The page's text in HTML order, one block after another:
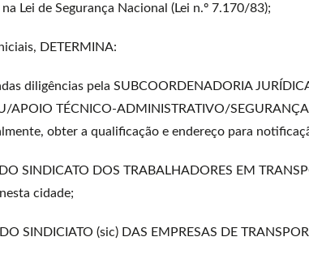
Lei de Segurança Nacional (Lei n.º 7.170/83);
DETERMINA:
diligências pela SUBCOORDENADORIA
APOIO TÉCNICO-ADMINISTRATIVO/
obter a qualificação e endereço para
SINDICATO DOS TRABALHADORES EM
cidade;
SINDICIATO (sic) DAS EMPRESAS DE